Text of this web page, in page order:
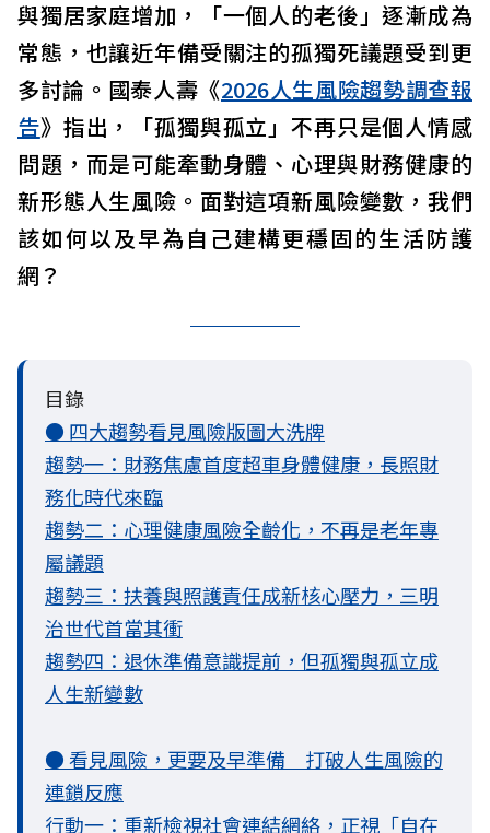
與獨居家庭增加，「一個人的老後」逐漸成為
常態，也讓近年備受關注的孤獨死議題受到更
多討論。國泰人壽《2026人生風險趨勢調查報
告》指出，「孤獨與孤立」不再只是個人情感
問題，而是可能牽動身體、心理與財務健康的
新形態人生風險。面對這項新風險變數，我們
該如何以及早為自己建構更穩固的生活防護
網？
目錄
● 四大趨勢看見風險版圖大洗牌
趨勢一：財務焦慮首度超車身體健康，長照財
務化時代來臨
趨勢二：心理健康風險全齡化，不再是老年專
屬議題
趨勢三：扶養與照護責任成新核心壓力，三明
治世代首當其衝
趨勢四：退休準備意識提前，但孤獨與孤立成
人生新變數
● 看見風險，更要及早準備 打破人生風險的
連鎖反應
行動一：重新檢視社會連結網絡，正視「自在